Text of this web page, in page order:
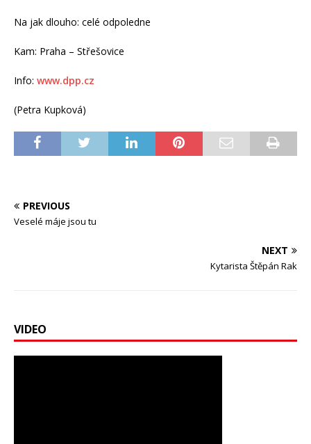
Na jak dlouho: celé odpoledne
Kam: Praha – Střešovice
Info: www.dpp.cz
(Petra Kupková)
PREVIOUS
Veselé máje jsou tu
NEXT
Kytarista Štěpán Rak
VIDEO